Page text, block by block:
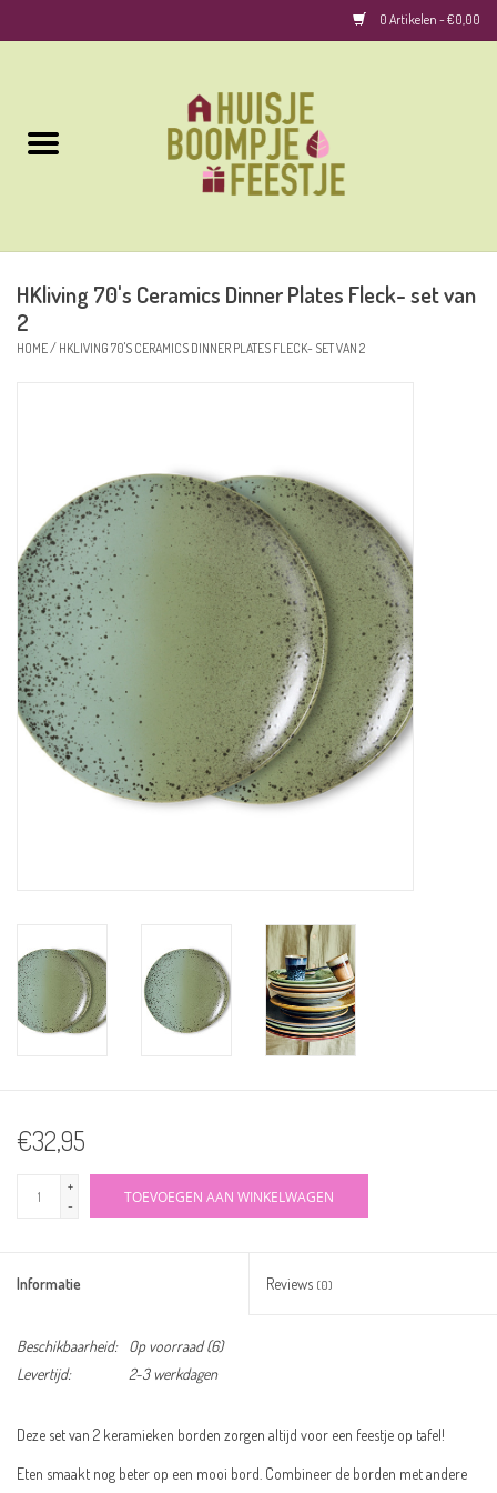
0 Artikelen - €0,00
Woonaccessoires
Geurkaarsen/Geurstokjes
HKliving 70's Ceramics Dinner Plates Fleck- set van
2
HOME/ HKLIVING 70'S CERAMICS DINNER PLATES FLECK- SET VAN 2
€32,95
+
-
TOEVOEGEN AAN WINKELWAGEN
Informatie Reviews (0)
Beschikbaarheid: Op voorraad(6)
Levertijd:
2-3 werkdagen
Deze set van 2 keramieken borden zorgen altijd voor een feestje op tafel!
Eten smaakt nog beter op een mooi bord. Combineer de borden met andere